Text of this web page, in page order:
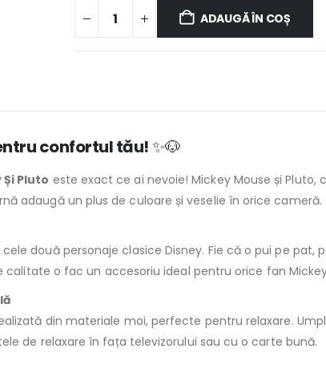
ADAUGĂ ÎN COȘ
confortul tău!✨🐶
Pluto este exact ce ai nevoie! Mickey Mouse și
adaugă un plus de culoare și veselie în orice cameră.
două personaje clasice Disney. Fie că o pui pe
o fac un accesoriu ideal pentru orice fan
din materiale moi, perfecte pentru relaxare.
de relaxare în fața televizorului sau cu o carte bună.